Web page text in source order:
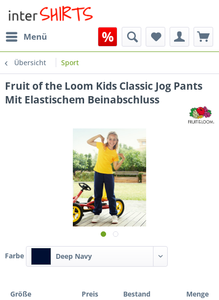
Menü
Übersicht Sport
Fruit of the Loom Kids Classic Jog Pants
Mit Elastischem Beinabschluss
Farbe Deep Navy
Größe Preis Bestand Menge